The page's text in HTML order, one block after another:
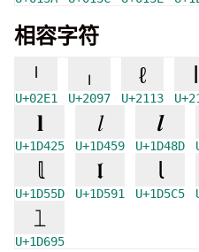
相容字符
ˡ
U+02E1
ₗ
U+2097
ℓ
U+2113
𝐥
U+1D425
𝑙
U+1D459
𝒍
U+1D48D
𝕝
U+1D55D
𝖑
U+1D591
𝗅
U+1D5C5
𝚕
U+1D695